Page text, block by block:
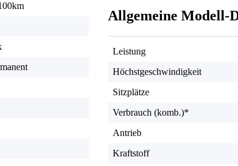
Allgemeine Modell-
Leistung
Höchstgeschwindigkeit
Sitzplätze
Verbrauch (komb.)*
Antrieb
Kraftstoff